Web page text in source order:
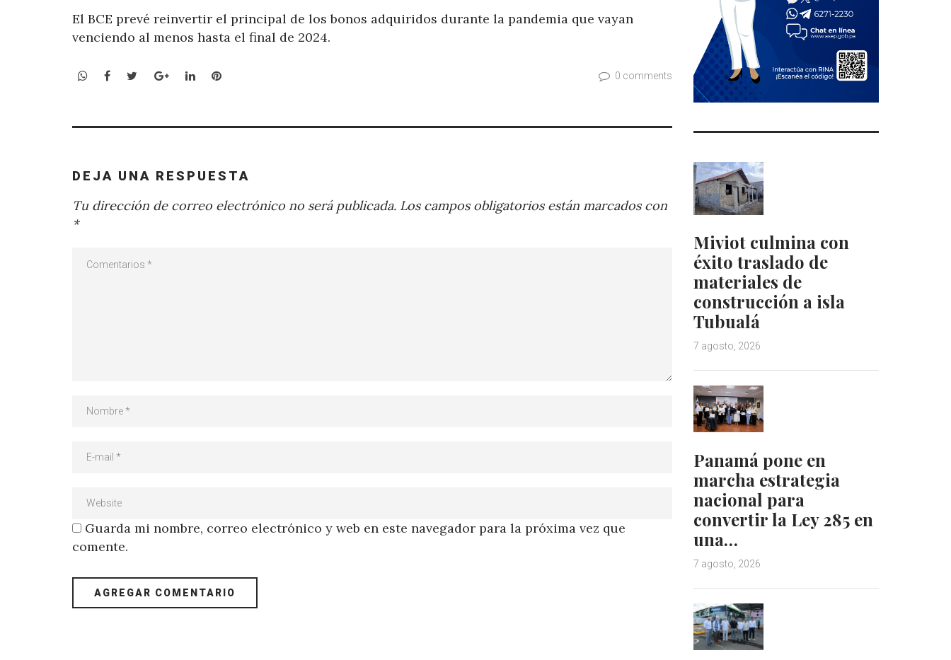
El BCE prevé reinvertir el principal de los bonos adquiridos durante la pandemia que vayan
venciendo al menos hasta el final de 2024.
WhatsApp
Facebook
TwitterGoogle+LinkedInPinterest 0 comments
DEJA UNA RESPUESTA
Tu dirección de correo electrónico no será publicada. Los campos obligatorios están marcados con
*
Guarda mi nombre, correo electrónico y web en este navegador para la próxima vez que
comente.
Miviot culmina con
éxito traslado de
materiales de
construcción a isla
Tubualá
7 agosto, 2026
Panamá pone en
marcha estrategia
nacional para
convertir la Ley 285 en
una…
7 agosto, 2026